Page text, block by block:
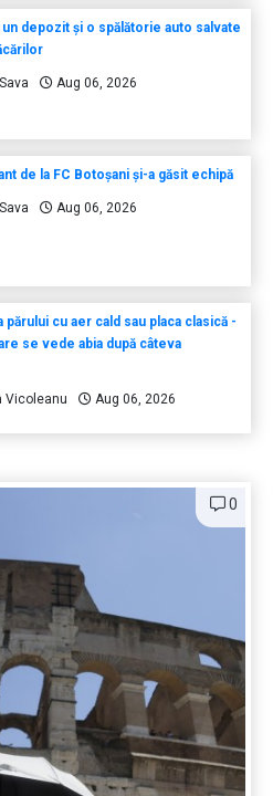
depozit și o spălătorie auto salvate
Aug 06, 2026
de la FC Botoșani și-a găsit echipă
Aug 06, 2026
părului cu aer cald sau placa clasică -
se vede abia după câteva
Vicoleanu Aug 06, 2026
0